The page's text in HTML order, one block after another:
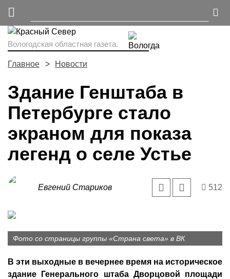
Вологодская областная газета.
Главное Новости
Здание Генштаба в
Петербурге стало
экраном для показа
легенд о селе Устье
Евгений Стариков 512
Фото со страницы группы «Страна света» в ВК
В эти выходные в вечернее время на историческое
здание Генерального штаба Дворцовой площади